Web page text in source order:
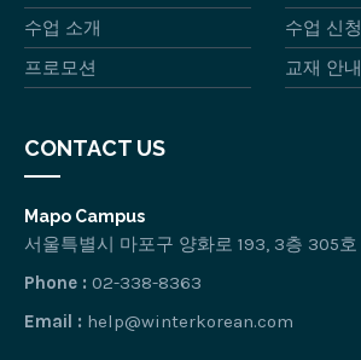
수업 소개
수업 신청
프로모션
교재 안내
CONTACT US
Mapo Campus
서울특별시 마포구 양화로 193, 3층 305호
Phone : 02-338-8363
Email : help@winterkorean.com